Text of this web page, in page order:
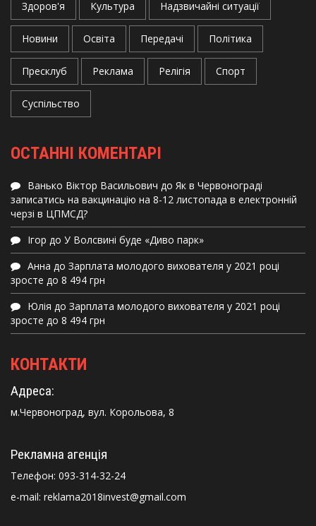
Здоров'я Культура Надзвичайні ситуації
Новини Освіта Передачі Політика
Пресклуб Реклама Релігія Спорт
Суспільство
ОСТАННІ КОМЕНТАРІ
Ванько Віктор Васильович до Як в Червонограді
записатись на вакцинацію на 8-12 листопада в електронній
черзі в ЦПМСД?
Ігор до У Волсвині буде «Диво парк»
Анна до Зарплата молодого вихователя у 2021 році
зросте до 8 494 грн
Юлія до Зарплата молодого вихователя у 2021 році
зросте до 8 494 грн
КОНТАКТИ
Адреса:
м.Червоноград, вул. Корольова, 8
Рекламна агенція
Телефон: 093-314-32-24
e-mail: reklama2018invest@gmail.com